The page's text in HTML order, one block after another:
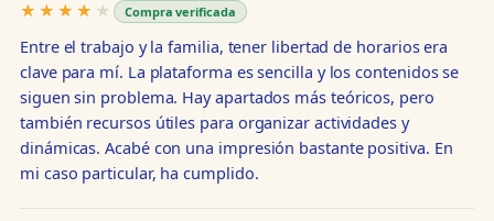
★★★★★
★★★★★ Compra verificada
Entre el trabajo y la familia, tener libertad de horarios era
clave para mí. La plataforma es sencilla y los contenidos se
siguen sin problema. Hay apartados más teóricos, pero
también recursos útiles para organizar actividades y
dinámicas. Acabé con una impresión bastante positiva. En
mi caso particular, ha cumplido.